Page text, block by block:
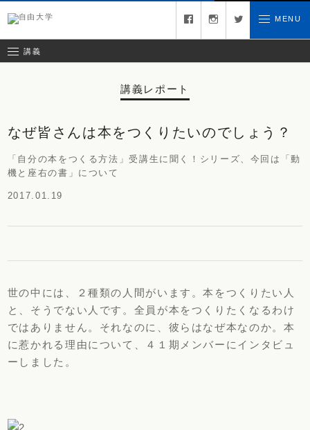
お問い合わせfacebook instagram twitter MENU
講義
講義レポート
なぜ皆さんは本をつくりたいのでしょう？
「自分の本をつくる方法」受講生に聞く！シリーズ、今回は「動
機と座右の書」について
2017.01.19
世の中には、２種類の人間がいます。本をつくりたい人
と、そうでない人です。全員が本をつくりたくなるわけ
ではありません。それなのに、彼らはなぜ本なのか。本
に惹かれる理由について、４１期メンバーにインタビュ
ーしました。